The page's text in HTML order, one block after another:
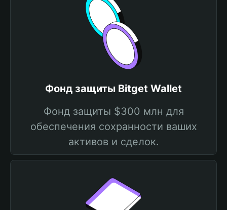
Фонд защиты Bitget Wallet
Фонд защиты $300 млн для
обеспечения сохранности ваших
активов и сделок.